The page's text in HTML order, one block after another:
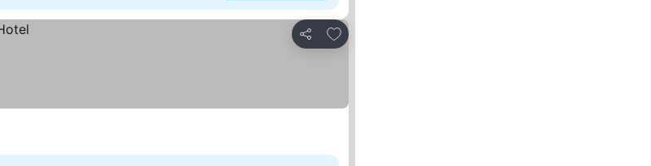
Teilen
Zu Favoriten hinzufügen